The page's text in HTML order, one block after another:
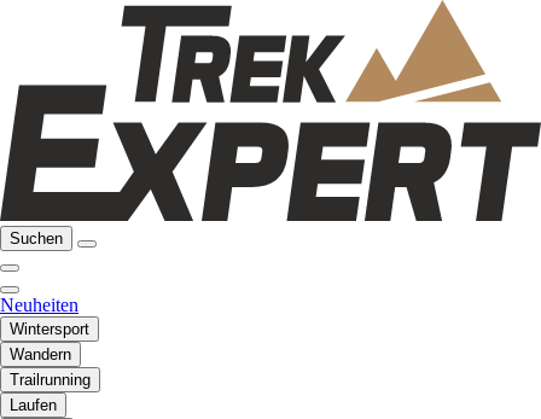
Suchen
Neuheiten
Wintersport
Wandern
Trailrunning
Laufen